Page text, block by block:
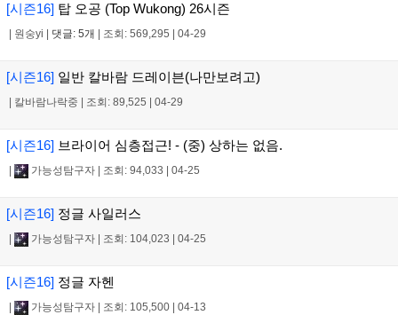
[시즌16] 탑 오공 (Top Wukong) 26시즌
원숭yi 댓글: 5개 조회: 569,295 04-29
[시즌16] 일반 칼바람 드레이븐(나만보려고)
칼바람나락중 조회: 89,525 04-29
[시즌16] 브라이어 심층접근! - (중) 상하는 없음.
가능성탐구자 조회: 94,033 04-25
[시즌16] 정글 사일러스
가능성탐구자 조회: 104,023 04-25
[시즌16] 정글 자헨
가능성탐구자 조회: 105,500 04-13